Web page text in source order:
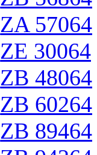
ZA 57064
ZE 30064
ZB 48064
ZB 60264
ZB 89464